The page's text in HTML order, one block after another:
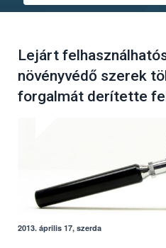
Lejárt
növényvédő szerek
forgalmát derítette
2013. április 17, szerda